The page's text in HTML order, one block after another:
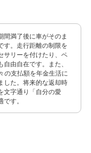
間満了後に車がそのま
す。走行距離の制限を
サリーを付けたり、ペ
由自在です。また、
の支払額を年金生活に
した。将来的な返却時
文字通り「自分の愛
す。